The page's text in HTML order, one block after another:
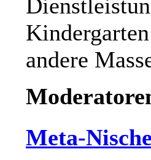
andere
Meta-Nische